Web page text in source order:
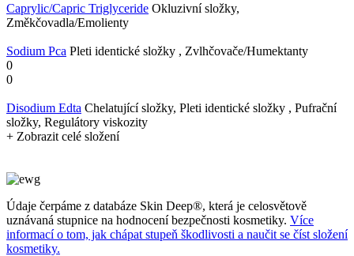
Caprylic/​Capric Triglyceride Okluzivní složky,
Změkčovadla/Emolienty
Sodium Pca Pleti identické složky , Zvlhčovače/Humektanty
0
0
Disodium Edta Chelatující složky, Pleti identické složky , Pufrační
složky, Regulátory viskozity
+ Zobrazit celé složení
Údaje čerpáme z databáze Skin Deep®, která je celosvětově
uznávaná stupnice na hodnocení bezpečnosti kosmetiky. Více
informací o tom, jak chápat stupeň škodlivosti a naučit se číst složení
kosmetiky.